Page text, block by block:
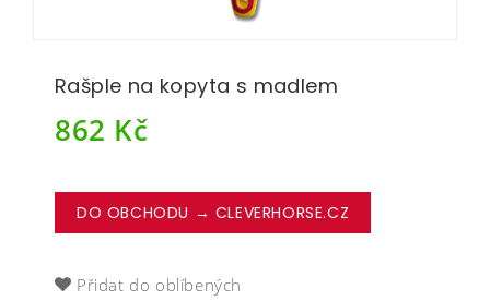
Rašple na kopyta s madlem
862 Kč
DO OBCHODU → CLEVERHORSE.CZ
Přidat do oblíbených